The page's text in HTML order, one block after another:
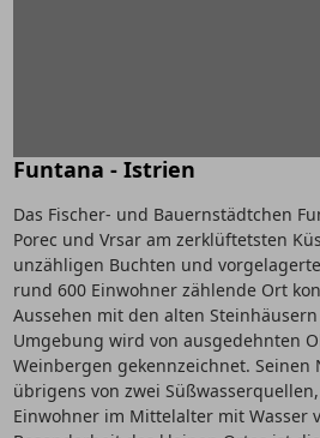
Funtana - Istrien
Das Fischer- und Bauernstädtchen
Porec und Vrsar am zerklüftetsten
unzähligen Buchten und
rund 600 Einwohner zählende Ort
Aussehen mit den alten
Umgebung wird von ausgedehnten
Weinbergen gekennzeichnet. Seinen
übrigens von zwei
Einwohner im Mittelalter mit Wasser